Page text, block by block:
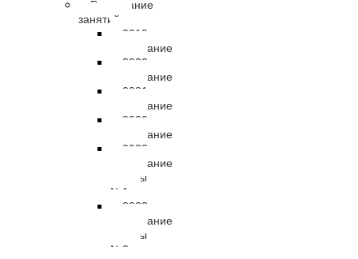
Расписание
занятий
2019
расписание
2020
расписание
2021
расписание
2022
расписание
2023
расписание
группы
№1
2023
расписание
группы
№2